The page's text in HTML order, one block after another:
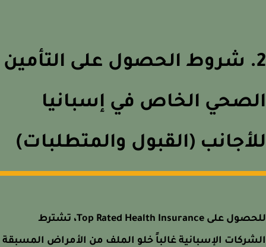
شروط الحصول على التأمين
الخاص في إسبانيا
(القبول والمتطلبات)
للحصول على Top Rated Health Insurance، تشترط
الإسبانية غالباً خلو الملف من الأمراض المسبقة